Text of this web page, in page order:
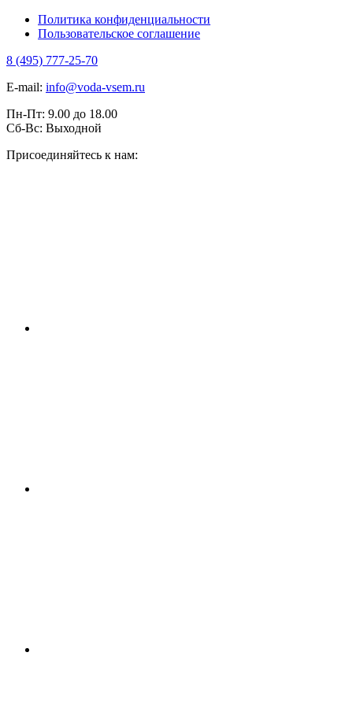
Политика конфиденциальности
Пользовательское соглашение
8 (495) 777-25-70
E-mail: info@voda-vsem.ru
Пн-Пт: 9.00 до 18.00
Сб-Вс: Выходной
Присоединяйтесь к нам: